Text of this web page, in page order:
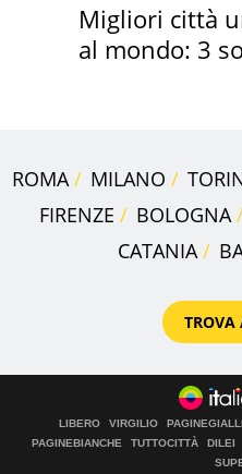
Migliori città
al mondo: 3
ROMA MILANO
FIRENZE
BOLOGNA
CATANIA
TROVA
LIBERO VIRGILIO
PAGINEBIANCHE
TUTTOCITTÀ DILEI